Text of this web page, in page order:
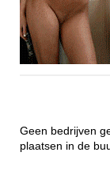
Geen bedrijven
plaatsen in de